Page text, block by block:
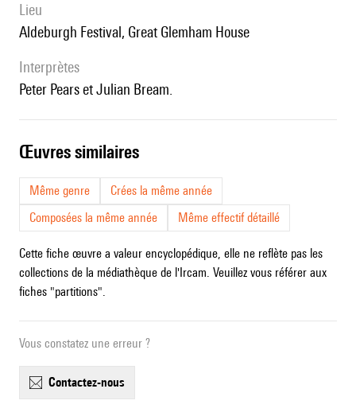
lieu
Aldeburgh Festival, Great Glemham House
interprètes
Peter Pears et Julian Bream.
œuvres similaires
Même genre
Crées la même année
Composées la même année
Même effectif détaillé
Cette fiche œuvre a valeur encyclopédique, elle ne reflète pas les
collections de la médiathèque de l'Ircam. Veuillez vous référer aux
fiches "partitions".
Vous constatez une erreur ?
contactez-nous